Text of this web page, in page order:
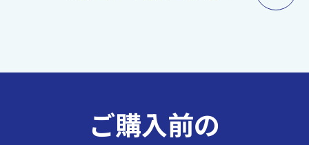
ご購入前の